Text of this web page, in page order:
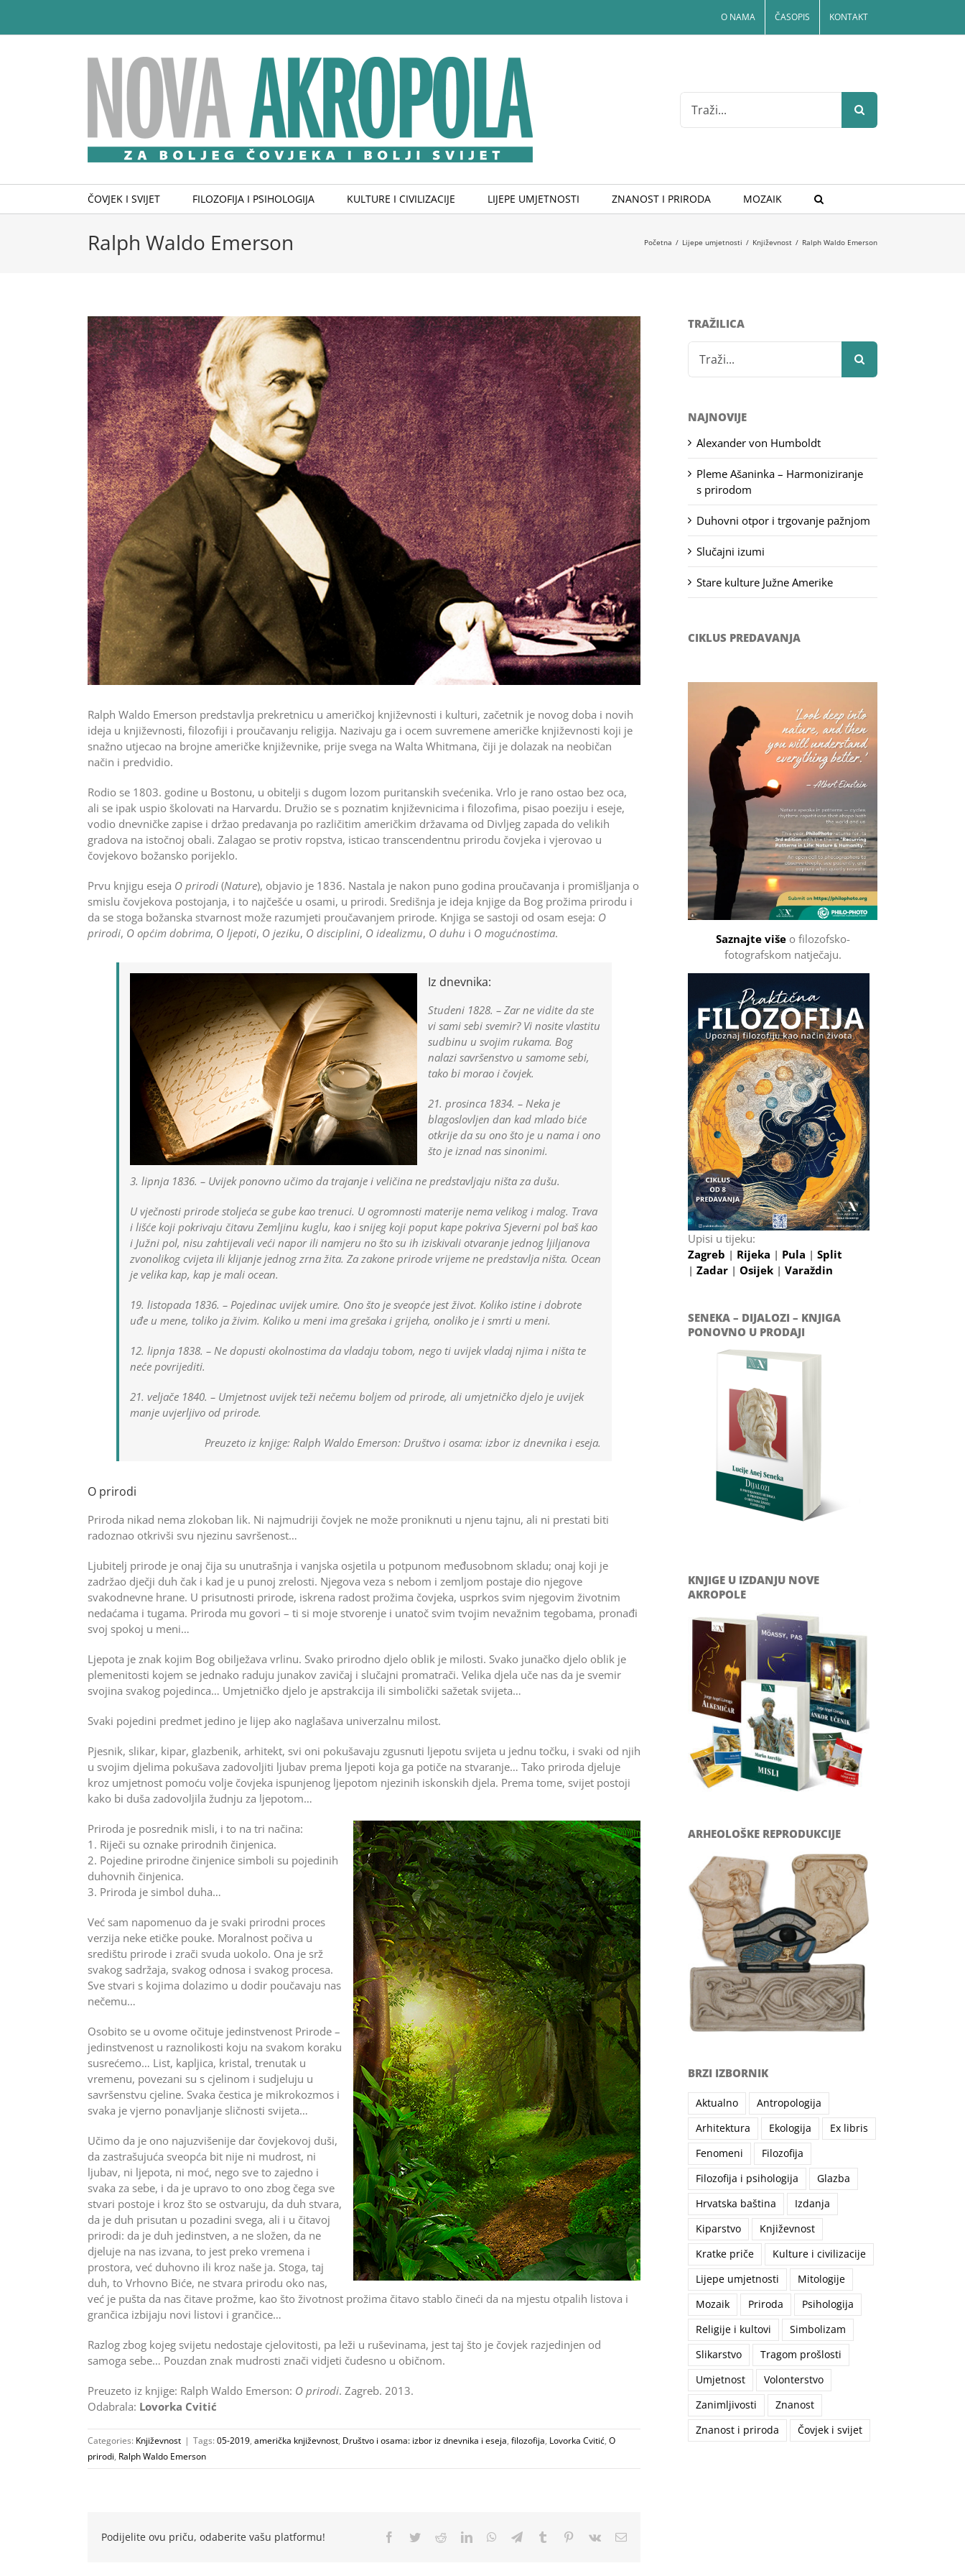
content
O NAMA ČASOPIS KONTAKT
Search
for:
ČOVJEK I SVIJET FILOZOFIJA I PSIHOLOGIJA KULTURE I CIVILIZACIJE LIJEPE UMJETNOSTI ZNANOST I PRIRODA MOZAIK
Ralph Waldo Emerson Početna / Lijepe umjetnosti / Književnost / Ralph Waldo Emerson
Ralph Waldo Emerson predstavlja prekretnicu u američkoj književnosti i kulturi, začetnik je novog doba i novih
ideja u književnosti, filozofiji i proučavanju religija. Nazivaju ga i ocem suvremene američke književnosti koji je
snažno utjecao na brojne američke književnike, prije svega na Walta Whitmana, čiji je dolazak na neobičan
način i predvidio.
Rodio se 1803. godine u Bostonu, u obitelji s dugom lozom puritanskih svećenika. Vrlo je rano ostao bez oca,
ali se ipak uspio školovati na Harvardu. Družio se s poznatim književnicima i filozofima, pisao poeziju i eseje,
vodio dnevničke zapise i držao predavanja po različitim američkim državama od Divljeg zapada do velikih
gradova na istočnoj obali. Zalagao se protiv ropstva, isticao transcendentnu prirodu čovjeka i vjerovao u
čovjekovo božansko porijeklo.
Prvu knjigu eseja O prirodi (Nature), objavio je 1836. Nastala je nakon puno godina proučavanja i promišljanja o
smislu čovjekova postojanja, i to najčešće u osami, u prirodi. Središnja je ideja knjige da Bog prožima prirodu i
da se stoga božanska stvarnost može razumjeti proučavanjem prirode. Knjiga se sastoji od osam eseja: O
prirodi, O općim dobrima, O ljepoti, O jeziku, O disciplini, O idealizmu, O duhu i O mogućnostima.
Iz dnevnika:
Studeni 1828. – Zar ne vidite da ste
vi sami sebi svemir? Vi nosite vlastitu
sudbinu u svojim rukama. Bog
nalazi savršenstvo u samome sebi,
tako bi morao i čovjek.
21. prosinca 1834. – Neka je
blagoslovljen dan kad mlado biće
otkrije da su ono što je u nama i ono
što je iznad nas sinonimi.
3. lipnja 1836. – Uvijek ponovno učimo da trajanje i veličina ne predstavljaju ništa za dušu.
U vječnosti prirode stoljeća se gube kao trenuci. U ogromnosti materije nema velikog i malog. Trava
i lišće koji pokrivaju čitavu Zemljinu kuglu, kao i snijeg koji poput kape pokriva Sjeverni pol baš kao
i Južni pol, nisu zahtijevali veći napor ili namjeru no što su ih iziskivali otvaranje jednog ljiljanova
zvonolikog cvijeta ili klijanje jednog zrna žita. Za zakone prirode vrijeme ne predstavlja ništa. Ocean
je velika kap, kap je mali ocean.
19. listopada 1836. – Pojedinac uvijek umire. Ono što je sveopće jest život. Koliko istine i dobrote
uđe u mene, toliko ja živim. Koliko u meni ima grešaka i grijeha, onoliko je i smrti u meni.
12. lipnja 1838. – Ne dopusti okolnostima da vladaju tobom, nego ti uvijek vladaj njima i ništa te
neće povrijediti.
21. veljače 1840. – Umjetnost uvijek teži nečemu boljem od prirode, ali umjetničko djelo je uvijek
manje uvjerljivo od prirode.
Preuzeto iz knjige: Ralph Waldo Emerson: Društvo i osama: izbor iz dnevnika i eseja.
O prirodi
Priroda nikad nema zlokoban lik. Ni najmudriji čovjek ne može proniknuti u njenu tajnu, ali ni prestati biti
radoznao otkrivši svu njezinu savršenost…
Ljubitelj prirode je onaj čija su unutrašnja i vanjska osjetila u potpunom međusobnom skladu; onaj koji je
zadržao dječji duh čak i kad je u punoj zrelosti. Njegova veza s nebom i zemljom postaje dio njegove
svakodnevne hrane. U prisutnosti prirode, iskrena radost prožima čovjeka, usprkos svim njegovim životnim
nedaćama i tugama. Priroda mu govori – ti si moje stvorenje i unatoč svim tvojim nevažnim tegobama, pronađi
svoj spokoj u meni…
Ljepota je znak kojim Bog obilježava vrlinu. Svako prirodno djelo oblik je milosti. Svako junačko djelo oblik je
plemenitosti kojem se jednako raduju junakov zavičaj i slučajni promatrači. Velika djela uče nas da je svemir
svojina svakog pojedinca… Umjetničko djelo je apstrakcija ili simbolički sažetak svijeta…
Svaki pojedini predmet jedino je lijep ako naglašava univerzalnu milost.
Pjesnik, slikar, kipar, glazbenik, arhitekt, svi oni pokušavaju zgusnuti ljepotu svijeta u jednu točku, i svaki od njih
u svojim djelima pokušava zadovoljiti ljubav prema ljepoti koja ga potiče na stvaranje… Tako priroda djeluje
kroz umjetnost pomoću volje čovjeka ispunjenog ljepotom njezinih iskonskih djela. Prema tome, svijet postoji
kako bi duša zadovoljila žudnju za ljepotom…
Priroda je posrednik misli, i to na tri načina:
1. Riječi su oznake prirodnih činjenica.
2. Pojedine prirodne činjenice simboli su pojedinih
duhovnih činjenica.
3. Priroda je simbol duha…
Već sam napomenuo da je svaki prirodni proces
verzija neke etičke pouke. Moralnost počiva u
središ­tu prirode i zrači svuda uokolo. Ona je srž
svakog sadrža­ja, svakog odnosa i svakog procesa.
Sve stvari s kojima dolazimo u dodir poučavaju nas
nečemu…
Osobito se u ovome očituje jedinstvenost Prirode –
jedinstvenost u raznolikosti koju na svakom koraku
susrećemo… List, kapljica, kristal, trenutak u
vreme­nu, povezani su s cjelinom i sudjeluju u
savršenstvu cjeline. Svaka čestica je mikrokozmos i
svaka je vjerno ponavljanje sličnosti svijeta…
Učimo da je ono najuzvišenije dar čovjekovoj duši,
da zastrašujuća sveopća bit nije ni mudrost, ni
ljubav, ni ljepota, ni moć, nego sve to zajedno i
svaka za sebe, i da je upravo to ono zbog čega sve
stvari postoje i kroz što se ostvaruju, da duh stvara,
da je duh prisutan u pozadini svega, ali i u čitavoj
prirodi: da je duh jedinstven, a ne složen, da ne
djeluje na nas izvana, to jest preko vremena i
prostora, već duhovno ili kroz naše ja. Stoga, taj
duh, to Vrhovno Biće, ne stvara prirodu oko nas,
već je pušta da nas čitave prožme, kao što životnost prožima čitavo stablo čineći da na mjestu otpalih listova i
grančica izbijaju novi listovi i grančice…
Razlog zbog kojeg svijetu nedostaje cjelovitosti, pa leži u ruševinama, jest taj što je čovjek razjedinjen od
samoga sebe… Pouzdan znak mudrosti znači vidjeti čudesno u običnom.
Preuzeto iz knjige: Ralph Waldo Emerson: O prirodi. Zagreb. 2013.
Odabrala: Lovorka Cvitić
Categories: Književnost | Tags: 05-2019, američka književnost, Društvo i osama: izbor iz dnevnika i eseja, filozofija, Lovorka Cvitić, O
prirodi, Ralph Waldo Emerson
Podijelite ovu priču, odaberite vašu platformu! Facebook
TwitterRedditLinkedInWhatsApp
TelegramTumblr Pinterest
Vk Email
TRAŽILICA
for:
NAJNOVIJE
Alexander von Humboldt
Pleme Ašaninka – Harmoniziranje
s prirodom
Duhovni otpor i trgovanje pažnjom
Slučajni izumi
Stare kulture Južne Amerike
CIKLUS PREDAVANJA
Saznajte višeo filozofsko-
fotografskom natječaju.
Upisi u tijeku:
Zagreb | Rijeka | Pula | Split
| Zadar | Osijek | Varaždin
SENEKA – DIJALOZI – KNJIGA
PONOVNO U PRODAJI
KNJIGE U IZDANJU NOVE
AKROPOLE
ARHEOLOŠKE REPRODUKCIJE
BRZI IZBORNIK
Aktualno
Antropologija
Arhitektura
Ekologija
Ex libris
Fenomeni
Filozofija
Filozofija i psihologija
Glazba
Hrvatska baština
Izdanja
Kiparstvo
Književnost
Kratke priče
Kulture i civilizacije
Lijepe umjetnosti
Mitologije
Mozaik
Priroda
Psihologija
Religije i kultovi
Simbolizam
Slikarstvo
Tragom prošlosti
Umjetnost
Volonterstvo
Zanimljivosti
Znanost
Znanost i priroda
Čovjek i svijet